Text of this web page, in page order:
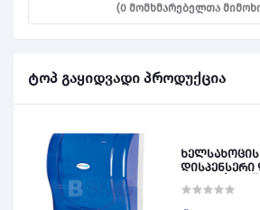
(0 მომხმარებელთა
ტოპ გაყიდვადი პროდუქცია
დისპენსერი